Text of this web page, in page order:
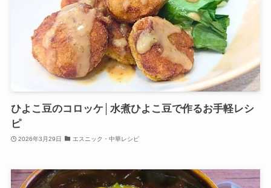
ひよこ豆のコロッケ│水煮ひよこ豆で作るお手軽レシ
ピ
2026年3月29日 エスニック・中華レシピ